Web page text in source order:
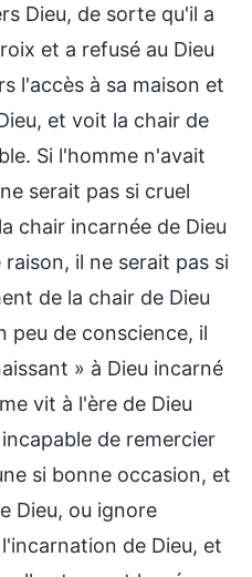
Dieu, de sorte qu'il a
et a refusé au Dieu
l'accès à sa maison et
et voit la chair de
Si l'homme n'avait
serait pas si cruel
chair incarnée de Dieu
il ne serait pas si
de la chair de Dieu
peu de conscience, il
» à Dieu incarné
vit à l'ère de Dieu
de remercier
si bonne occasion, et
Dieu, ou ignore
de Dieu, et